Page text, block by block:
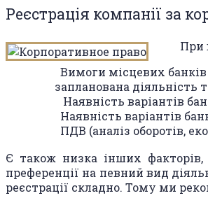
Реєстрація компанії за
При
Вимоги місцевих банків
запланована діяльність
Наявність варіантів
Наявність варіантів
ПДВ (аналіз оборотів,
Є також низка інших факторів,
преференції на певний вид
реєстрації складно. Тому ми